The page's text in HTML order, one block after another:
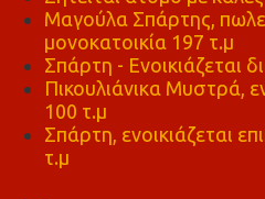
Μαγούλα Σπάρτης,
μονοκατοικία 197 τ.μ
Σπάρτη - Ενοικιάζεται
Πικουλιάνικα Μυστρά,
100 τ.μ
Σπάρτη, ενοικιάζεται
τ.μ